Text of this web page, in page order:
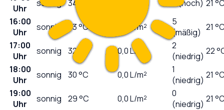
Uhr
sonnig 34 7 (hoch) 21
16:00
Uhr
sonnig 33°C L/m²
5
(mäßig) 21
17:00
Uhr
sonnig 32°C 0,0L/m²
2
(niedrig) 22
18:00
Uhr
sonnig 30°C 0,0L/m²
1
(niedrig) 21
19:00
Uhr
sonnig 29°C 0,0L/m²
0
(niedrig) 21